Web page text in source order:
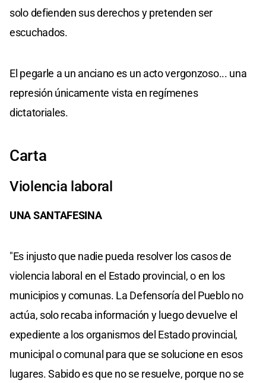
solo defienden sus derechos y pretenden ser
escuchados.
El pegarle a un anciano es un acto vergonzoso... una
represión únicamente vista en regímenes
dictatoriales.
Carta
Violencia laboral
UNA SANTAFESINA
"Es injusto que nadie pueda resolver los casos de
violencia laboral en el Estado provincial, o en los
municipios y comunas. La Defensoría del Pueblo no
actúa, solo recaba información y luego devuelve el
expediente a los organismos del Estado provincial,
municipal o comunal para que se solucione en esos
lugares. Sabido es que no se resuelve, porque no se